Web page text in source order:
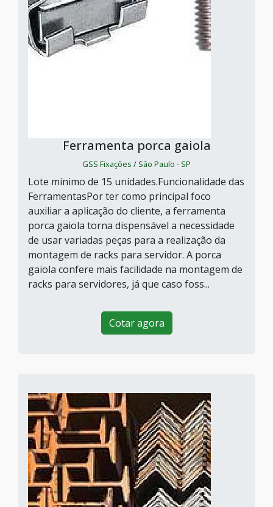
Ferramenta porca gaiola
GSS Fixações / São Paulo - SP
Lote mínimo de 15 unidades.Funcionalidade das
FerramentasPor ter como principal foco
auxiliar a aplicação do cliente, a ferramenta
porca gaiola torna dispensável a necessidade
de usar variadas peças para a realização da
montagem de racks para servidor. A porca
gaiola confere mais facilidade na montagem de
racks para servidores, já que caso foss...
Cotar agora